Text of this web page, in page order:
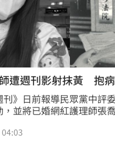
遭週刊影射抹黃 抱
刊》日前報導民眾黨中評
，並將已婚網紅護理師張
新北地檢署，正式對鏡